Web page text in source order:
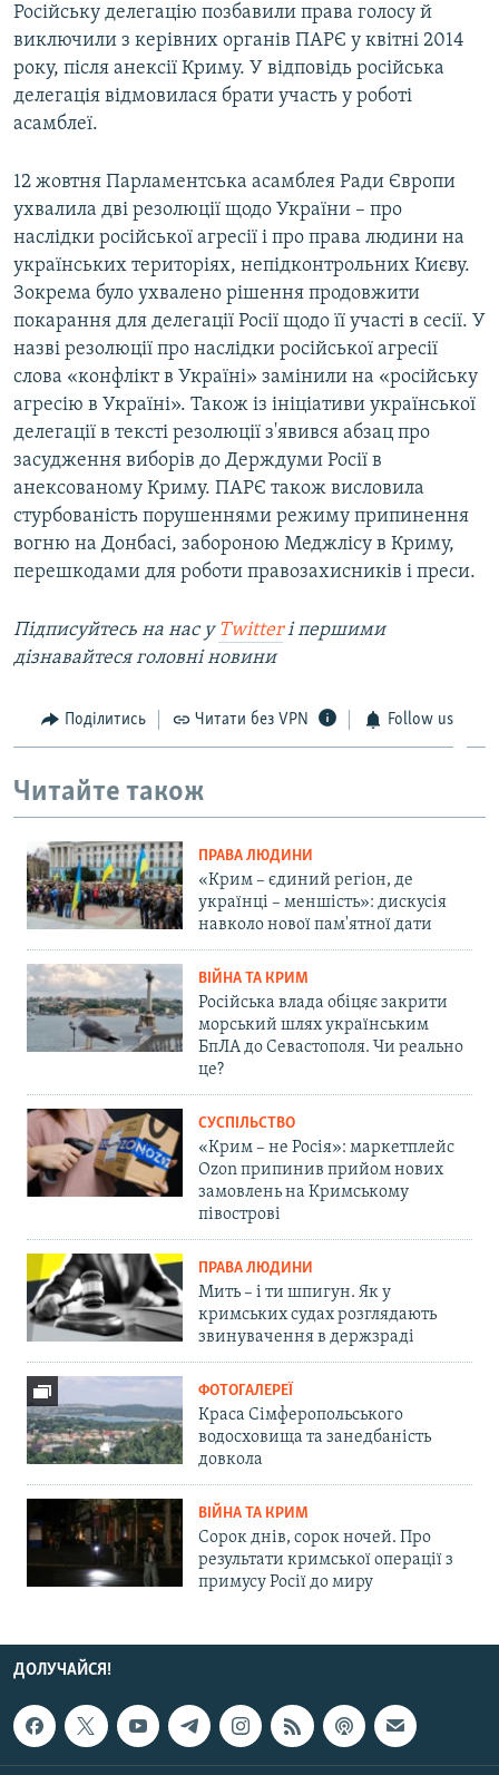
Російську делегацію позбавили права голосу й
виключили з керівних органів ПАРЄ у квітні 2014
року, після анексії Криму. У відповідь російська
делегація відмовилася брати участь у роботі
асамблеї.
12 жовтня Парламентська асамблея Ради Європи
ухвалила дві резолюції щодо України – про
наслідки російської агресії і про права людини на
українських територіях, непідконтрольних Києву.
Зокрема було ухвалено рішення продовжити
покарання для делегації Росії щодо її участі в сесії. У
назві резолюції про наслідки російської агресії
слова «конфлікт в Україні» замінили на «російську
агресію в Україні». Також із ініціативи української
делегації в тексті резолюції з'явився абзац про
засудження виборів до Держдуми Росії в
анексованому Криму. ПАРЄ також висловила
стурбованість порушеннями режиму припинення
вогню на Донбасі, забороною Меджлісу в Криму,
перешкодами для роботи правозахисників і преси.
Підписуйтесь на наc у Twitterі першими
дізнавайтеся головні новини
Поділитись Читати без VPN Follow us
Читайте також
ПРАВА ЛЮДИНИ
«Крим – єдиний регіон, де
українці – меншість»: дискусія
навколо нової пам'ятної дати
ВІЙНА ТА КРИМ
Російська влада обіцяє закрити
морський шлях українським
БпЛА до Севастополя. Чи реально
це?
СУСПІЛЬСТВО
«Крим – не Росія»: маркетплейс
Ozon припинив прийом нових
замовлень на Кримському
півострові
ПРАВА ЛЮДИНИ
Мить – і ти шпигун. Як у
кримських судах розглядають
звинувачення в держзраді
ФОТОГАЛЕРЕЇ
Краса Сімферопольського
водосховища та занедбаність
довкола
ВІЙНА ТА КРИМ
Сорок днів, сорок ночей. Про
результати кримської операції з
примусу Росії до миру
ДОЛУЧАЙСЯ!